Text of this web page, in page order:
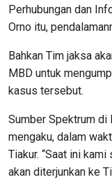
Perhubungan dan
Orno itu,
Bahkan Tim jaksa
MBD untuk
kasus tersebut.
Sumber Spektrum
mengaku, dalam
Tiakur. “Saat ini
akan diterjunkan ke